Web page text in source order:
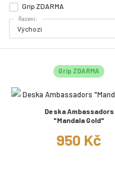
Grip ZDARMA
Řazení:
Grip ZDARMA
Deska Ambassadors
"Mandala Gold"
950 Kč